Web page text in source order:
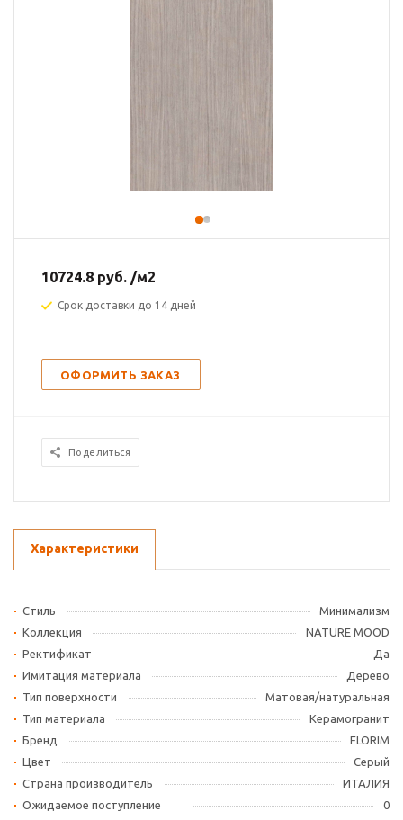
10724.8 руб. /м2
Срок доставки до 14 дней
ОФОРМИТЬ ЗАКАЗ
Поделиться
Характеристики
Стиль
Минимализм
Коллекция
NATURE MOOD
Ректификат
Да
Имитация материала
Дерево
Тип поверхности
Матовая/натуральная
Тип материала
Керамогранит
Бренд
FLORIM
Цвет
Серый
Страна производитель
ИТАЛИЯ
Ожидаемое поступление
0